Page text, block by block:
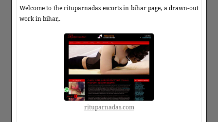
Welcome to the rituparnadas escorts in bihar page, a drawn-out
work in bihar,.
rituparnadas.com